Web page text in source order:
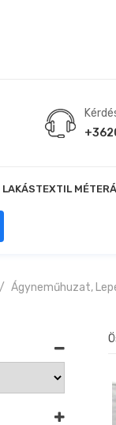
LAKÁSTEXTIL
Ágyneműhuzat,